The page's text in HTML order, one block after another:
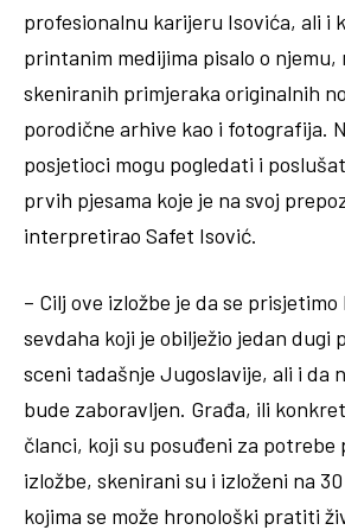
profesionalnu karijeru Isovića, ali i
printanim medijima pisalo o njemu,
skeniranih primjeraka originalnih
porodične arhive kao i fotografija.
posjetioci mogu pogledati i
prvih pjesama koje je na svoj
interpretirao Safet Isović.
– Cilj ove izložbe je da se
sevdaha koji je obilježio jedan dugi
sceni tadašnje Jugoslavije, ali i da
bude zaboravljen. Građa, ili
članci, koji su posuđeni za potrebe
izložbe, skenirani su i izloženi na
kojima se može hronološki pratiti